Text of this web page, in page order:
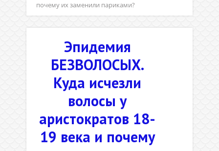
почему их заменили париками?
Эпидемия
БЕЗВОЛОСЫХ.
Куда исчезли
волосы у
аристократов 18-
19 века и почему